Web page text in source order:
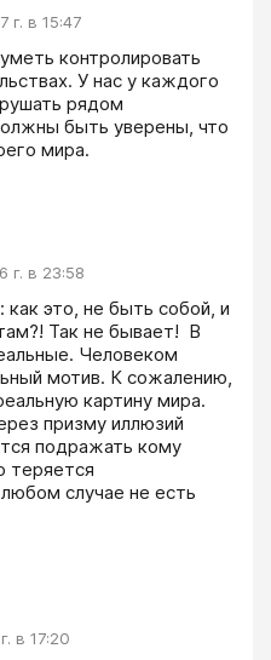
г. в 15:47
контролировать
У нас у каждого
рядом
быть уверены, что
мира.
г. в 23:58
как это, не быть собой, и
Так не бывает!  В
Человеком
мотив. К сожалению,
картину мира.
призму иллюзий
подражать кому
теряется
случае не есть
в 17:20